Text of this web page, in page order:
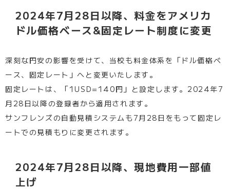
2024年7月28日以降、料金をアメリカ
ドル価格ベース&固定レート制度に変更
深刻な円安の影響を受けて、当校も料金体系を「ドル価格ベ
ース、固定レート」へと変更いたします。
固定レートは、「1USD=140円」と設定します。2024年7
月28日以降の登録者から適用されます。
サンフレンズの自動見積システムも7月28日をもって固定レ
ートでの見積もりに変更されます。
2024年7月28日以降、現地費用一部値
上げ